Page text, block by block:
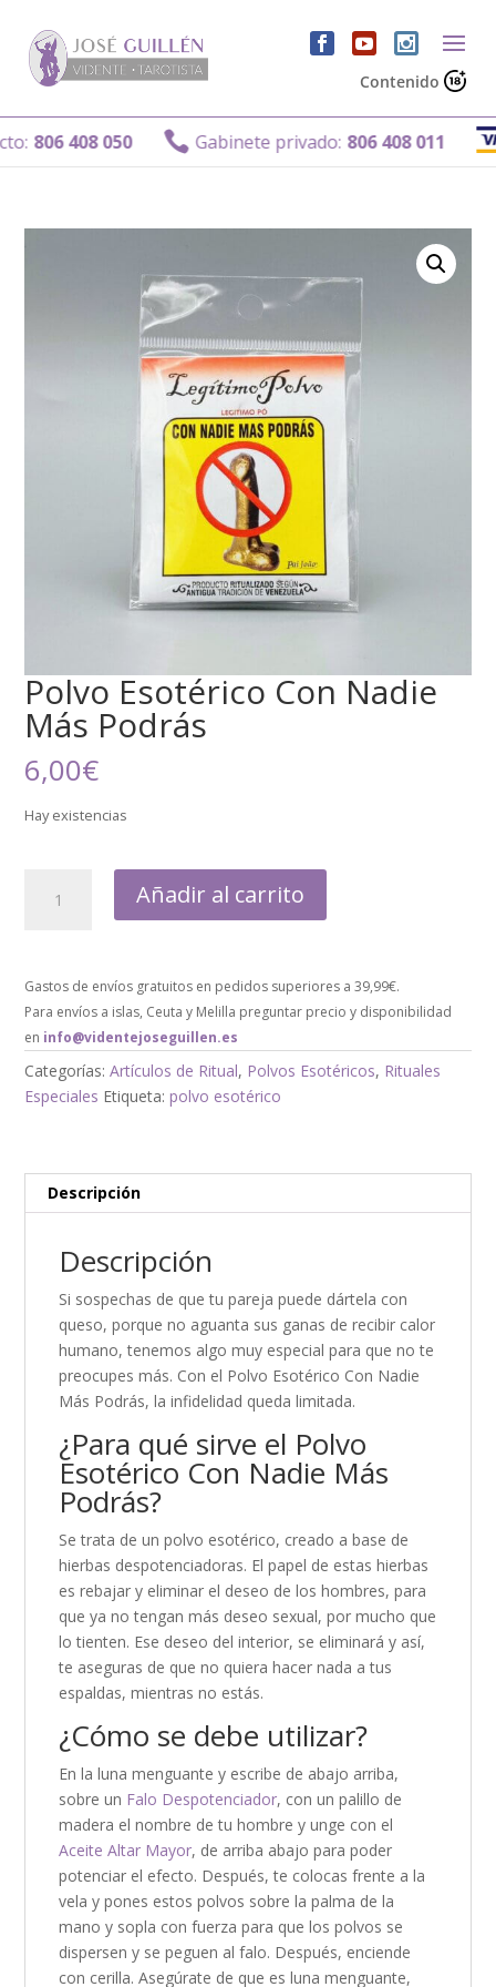
Contenido
806 408 050  Gabinete privado: 806 408 011
Polvo Esotérico Con Nadie
Más Podrás
6,00€
Hay existencias
Añadir al carrito
Gastos de envíos gratuitos en pedidos superiores a 39,99€.
Para envíos a islas, Ceuta y Melilla preguntar precio y disponibilidad
en info@videntejoseguillen.es
Categorías:Artículos de Ritual, Polvos Esotéricos, Rituales
Especiales Etiqueta:polvo esotérico
Descripción
Descripción
Si sospechas de que tu pareja puede dártela con
queso, porque no aguanta sus ganas de recibir calor
humano, tenemos algo muy especial para que no te
preocupes más. Con el Polvo Esotérico Con Nadie
Más Podrás, la infidelidad queda limitada.
¿Para qué sirve el Polvo
Esotérico Con Nadie Más
Podrás?
Se trata de un polvo esotérico, creado a base de
hierbas despotenciadoras. El papel de estas hierbas
es rebajar y eliminar el deseo de los hombres, para
que ya no tengan más deseo sexual, por mucho que
lo tienten. Ese deseo del interior, se eliminará y así,
te aseguras de que no quiera hacer nada a tus
espaldas, mientras no estás.
¿Cómo se debe utilizar?
En la luna menguante y escribe de abajo arriba,
sobre un Falo Despotenciador, con un palillo de
madera el nombre de tu hombre y unge con el
Aceite Altar Mayor, de arriba abajo para poder
potenciar el efecto. Después, te colocas frente a la
vela y pones estos polvos sobre la palma de la
mano y sopla con fuerza para que los polvos se
dispersen y se peguen al falo. Después, enciende
con cerilla. Asegúrate de que es luna menguante,